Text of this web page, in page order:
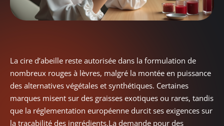
La cire d’abeille reste autorisée dans la formulation de
nombreux rouges à lèvres, malgré la montée en puissance
des alternatives végétales et synthétiques. Certaines
marques misent sur des graisses exotiques ou rares, tandis
que la réglementation européenne durcit ses exigences sur
la traçabilité des ingrédients.La demande pour des